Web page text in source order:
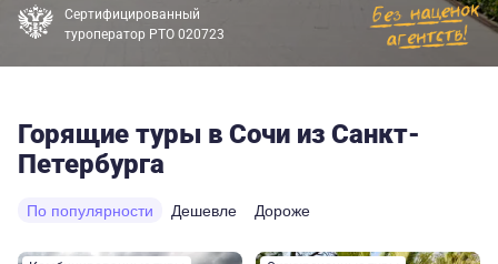
Сертифицированный
туроператор РТО 020723
Горящие туры в Сочи из Санкт-
Петербурга
По популярности Дешевле Дороже